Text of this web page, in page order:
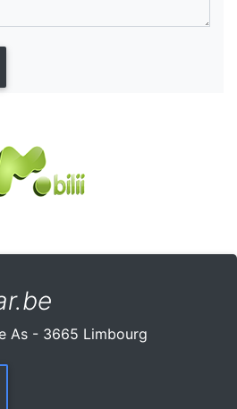
As - 3665 Limbourg